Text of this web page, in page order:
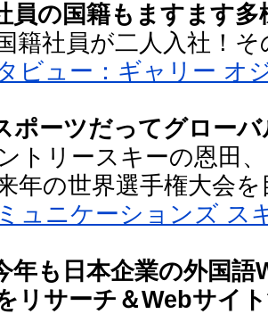
員の国籍もますます多
籍社員が二人入社！
ビュー：ギャリー オ
ポーツだってグローバ
トリースキーの恩田
年の世界選手権大会
ュニケーションズ ス
年も日本企業の外国
リサーチ＆Webサイ